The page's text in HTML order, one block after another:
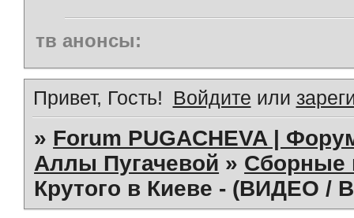
тв анонсы:
Привет, Гость! Войдите или
» Forum PUGACHEVA |
Аллы Пугачевой » Сборные
Крутого в Киеве - (ВИДЕО /